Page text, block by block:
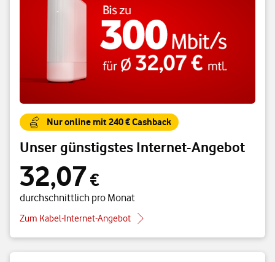
Nur online mit 240 € Cashback
Unser günstigstes Internet-Angebot
32,07 € durchschnittlich pro Monat
32,07€
durchschnittlich pro Monat
Zum Kabel-Internet-Angebot